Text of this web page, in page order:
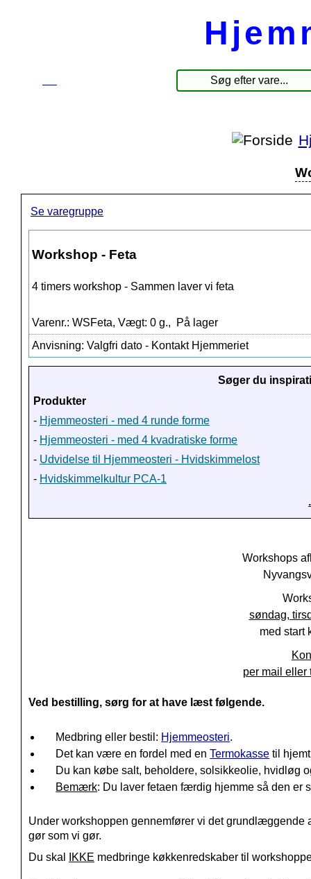
Se varegruppe
Workshop - Feta
4 timers workshop - Sammen laver vi feta
Varenr.: WSFeta, Vægt: 0 g.,
På lager
Anvisning: Valgfri dato - Kontakt Hjemmeriet
Søger du
Produkter
- Hjemmeosteri - med 4 runde forme
- Hjemmeosteri - med 4 kvadratiske forme
- Udvidelse til Hjemmeosteri - Hvidskimmelost
- Hvidskimmelkultur PCA-1
Workshops
søndag,
med start
per mail eller
Ved bestilling, sørg for at have læst følgende.
Medbring eller bestil: Hjemmeosteri.
Det kan være en fordel med enTermokasse til
Du kan købe salt, beholdere, solsikkeolie, hvidløg
Bemærk: Du laver fetaen færdig hjemme så den er
Under workshoppen gennemfører vi det grundlæggende
gør som vi gør.
Du skal
IKKE medbringe køkkenredskaber til